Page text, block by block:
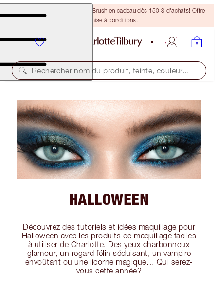
Recevez un pinceau Bronzing Brush en cadeau dès 150 $ d'achats! Offre
soumise à conditions.
Rechercher nom du produit, teinte, couleur...
HALLOWEEN
Découvrez des tutoriels et idées maquillage pour
Halloween avec les produits de maquillage faciles
à utiliser de Charlotte. Des yeux charbonneux
glamour, un regard félin séduisant, un vampire
envoûtant ou une licorne magique… Qui serez-
vous cette année?